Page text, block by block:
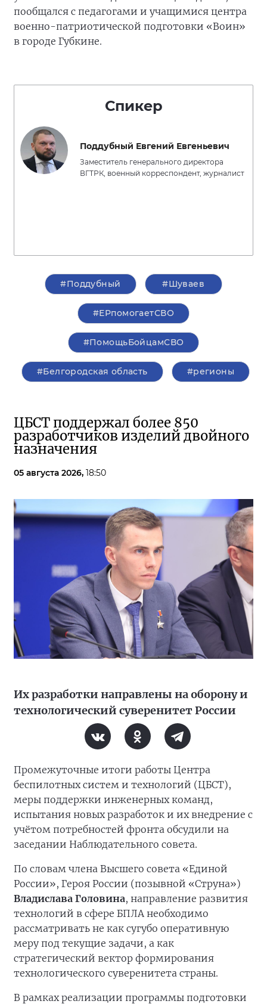
пообщался с педагогами и учащимися центра
военно-патриотической подготовки «Воин»
в городе Губкине.
Спикер
Поддубный Евгений Евгеньевич
Заместитель генерального директора
ВГТРК, военный корреспондент, журналист
#Поддубный #Шуваев
#ЕРпомогаетСВО
#ПомощьБойцамСВО
#Белгородская область #регионы
ЦБСТ поддержал более 850
разработчиков изделий двойного
назначения
05 августа 2026, 18:50
Их разработки направлены на оборону и
технологический суверенитет России
Промежуточные итоги работы Центра
беспилотных систем и технологий (ЦБСТ),
меры поддержки инженерных команд,
испытания новых разработок и их внедрение с
учётом потребностей фронта обсудили на
заседании Наблюдательного совета.
По словам члена Высшего совета «Единой
России», Героя России (позывной «Струна»)
Владислава Головина, направление развития
технологий в сфере БПЛА необходимо
рассматривать не как сугубо оперативную
меру под текущие задачи, а как
стратегический вектор формирования
технологического суверенитета страны.
В рамках реализации программы подготовки